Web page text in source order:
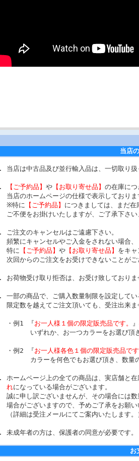
当店
当店は中古品及び並行輸入品は、一切取り扱
【ご予約品】 や【お取り寄せ品】 の在庫に
当店のホームページの仕様で表示しており
※特に 【ご予約品】 につきましては、まだ在
ご不便をお掛けいたしますが、ご了承下さい
ご注文のキャンセルはご遠慮下さい。
頻繁にキャンセルやご入金をされない場合、
特に 【ご予約品】 や【お取り寄せ品】 をキャ
次回からのご注文をお受けできないことがご
お荷物受け取り拒否は、お受け致しておりま
一部の商品で、ご購入数量制限を設定してい
限定数を越えてご注文頂いても、受注出来ま
・例1 『お一人様１個の限定販売品です。
いずれか、お一つカラーをお選び頂き
・例2 『お一人様各色１個の限定販売品です
カラーを何色でもお選び頂き、数量の
ホームページ上の全ての商品は、実店舗と
れになっている場合がございます。
誠に申し訳ございませんが、その場合には
場合がございますので、予めご了承をお願い
（詳細は受注メールにてご案内いたします。
未成年者の方は、保護者の同意が必要です。
お